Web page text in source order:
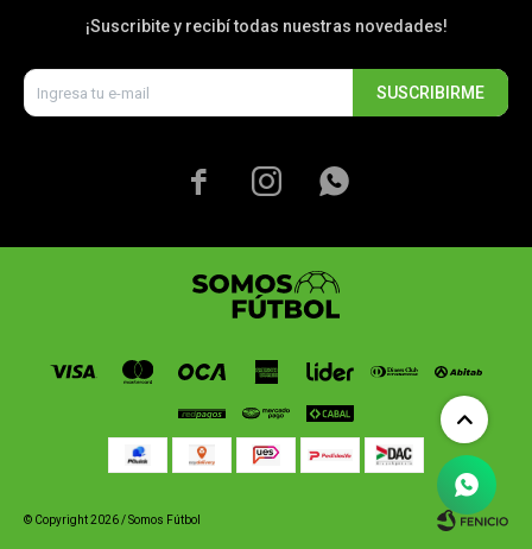
¡Suscribite y recibí todas nuestras novedades!
SUSCRIBIRME
  
© Copyright 2026 / Somos Fútbol